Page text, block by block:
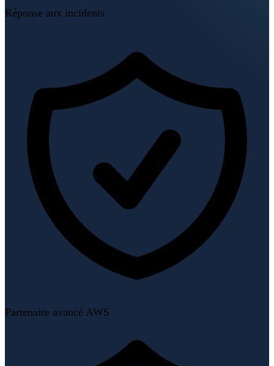
Réponse aux incidents
Partenaire avancé AWS